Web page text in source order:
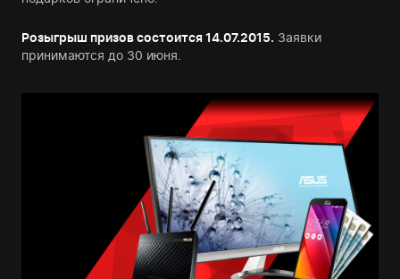
Розыгрыш призов состоится 14.07.2015. Заявки
принимаются до 30 июня.